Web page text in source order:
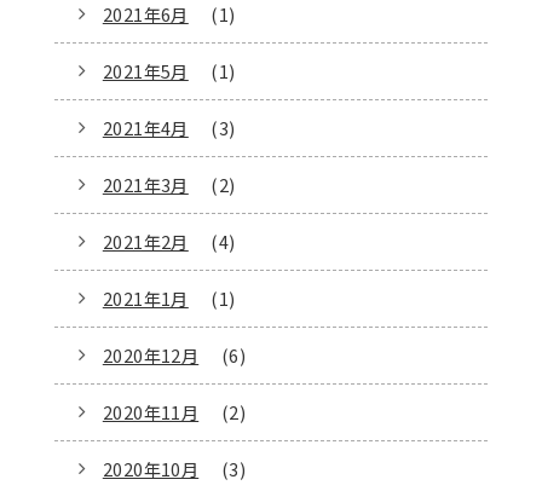
2021年6月 (1)
2021年5月 (1)
2021年4月 (3)
2021年3月 (2)
2021年2月 (4)
2021年1月 (1)
2020年12月 (6)
2020年11月 (2)
2020年10月 (3)